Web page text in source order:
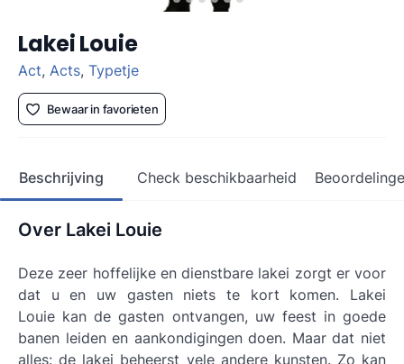
Lakei Louie
Act, Acts, Typetje
Bewaar in favorieten
Beschrijving Check beschikbaarheid
Over Lakei Louie
Deze zeer hoffelijke en dienstbare lakei zorgt er voor
dat u en uw gasten niets te kort komen. Lakei
Louie kan de gasten ontvangen, uw feest in goede
banen leiden en aankondigingen doen. Maar dat niet
alles: de lakei beheerst vele andere kunsten. Zo kan